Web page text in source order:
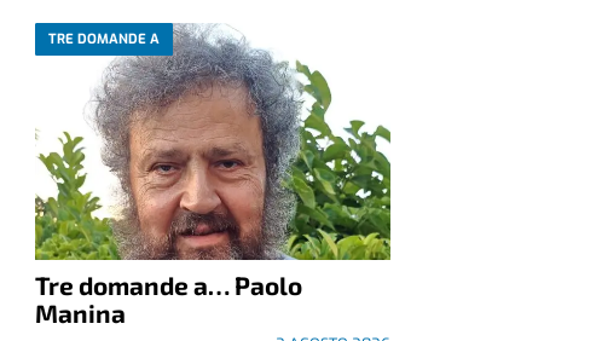
TRE DOMANDE A
Tre domande a… Paolo
Manina